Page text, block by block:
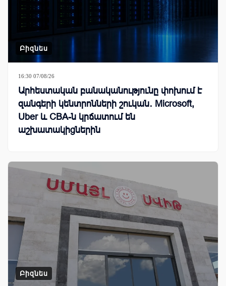
Բիզնես
16:30 07/08/26
Արհեստական բանականությունը փոխում է
զանգերի կենտրոնների շուկան․ Microsoft,
Uber և CBA-ն կրճատում են
աշխատակիցներին
Բիզնես